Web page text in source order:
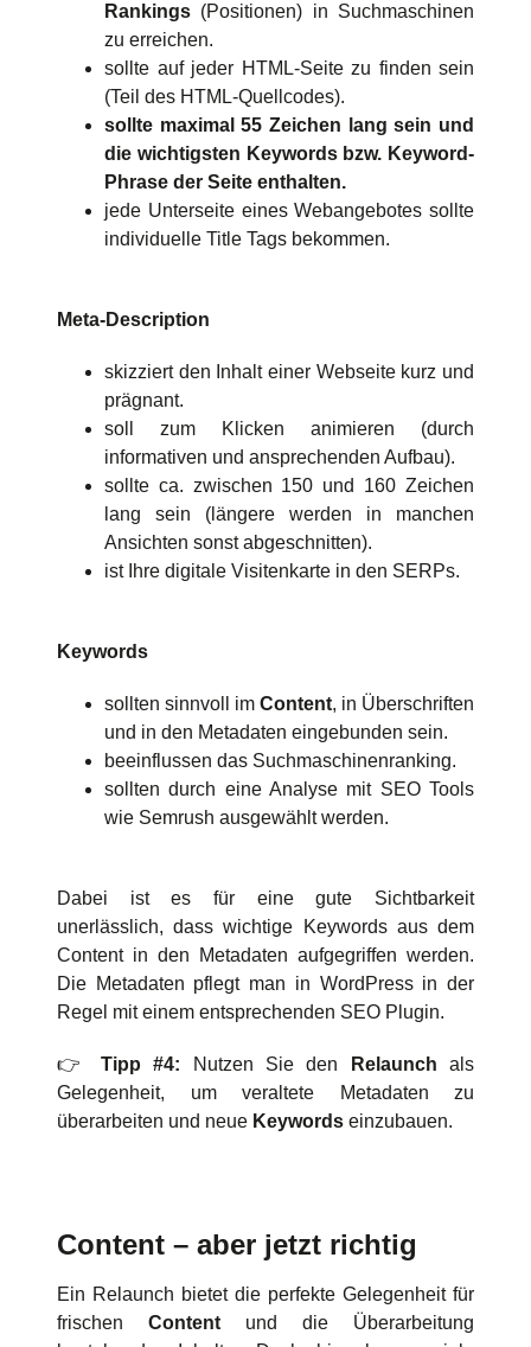
Rankings (Positionen) in Suchmaschinen
zu erreichen.
sollte auf jeder HTML-Seite zu finden sein
(Teil des HTML-Quellcodes).
sollte maximal 55 Zeichen lang sein und
die wichtigsten Keywords bzw. Keyword-
Phrase der Seite enthalten.
jede Unterseite eines Webangebotes sollte
individuelle Title Tags bekommen.
Meta-Description
skizziert den Inhalt einer Webseite kurz und
prägnant.
soll zum Klicken animieren (durch
informativen und ansprechenden Aufbau).
sollte ca. zwischen 150 und 160 Zeichen
lang sein (längere werden in manchen
Ansichten sonst abgeschnitten).
ist Ihre digitale Visitenkarte in den SERPs.
Keywords
sollten sinnvoll im Content, in Überschriften
und in den Metadaten eingebunden sein.
beeinflussen das Suchmaschinenranking.
sollten durch eine Analyse mit SEO Tools
wie Semrush ausgewählt werden.
Dabei ist es für eine gute Sichtbarkeit
unerlässlich, dass wichtige Keywords aus dem
Content in den Metadaten aufgegriffen werden.
Die Metadaten pflegt man in WordPress in der
Regel mit einem entsprechenden SEO Plugin.
👉 Tipp #4: Nutzen Sie den Relaunch als
Gelegenheit, um veraltete Metadaten zu
überarbeiten und neue Keywords einzubauen.
Content – aber jetzt richtig
Ein Relaunch bietet die perfekte Gelegenheit für
frischen Content und die Überarbeitung